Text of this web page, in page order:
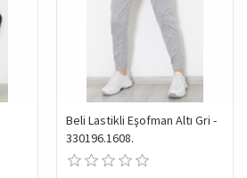
Beli Lastikli Eşofman Altı Gri -
330196.1608.